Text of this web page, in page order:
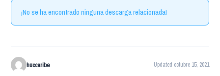
¡No se ha encontrado ninguna descarga relacionada!
huccaribe Updated octubre 15, 2021